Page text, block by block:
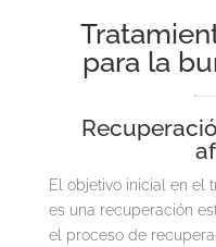
para la
El objetivo inicial en el
es una recuperación
el proceso de